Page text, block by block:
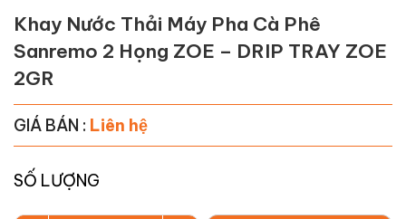
Khay Nước Thải Máy Pha Cà Phê
Sanremo 2 Họng ZOE – DRIP TRAY ZOE
2GR
GIÁ BÁN : Liên hệ
SỐ LƯỢNG